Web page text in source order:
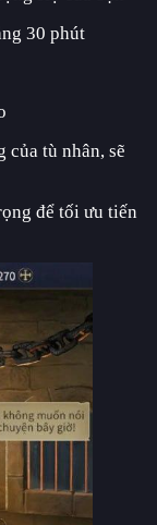
30 phút
của tù nhân, sẽ
để tối ưu tiến